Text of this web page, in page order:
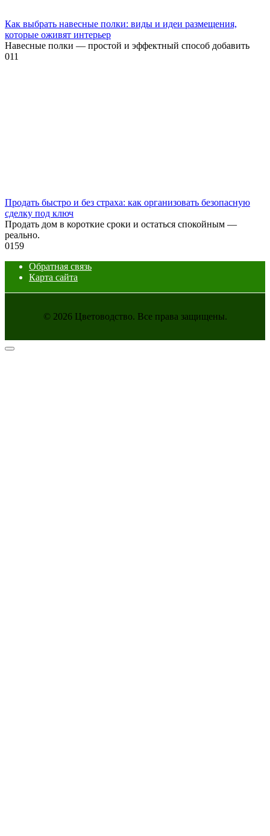
Как выбрать навесные полки: виды и идеи размещения,
которые оживят интерьер
Навесные полки — простой и эффектный способ добавить
011
Продать быстро и без страха: как организовать безопасную
сделку под ключ
Продать дом в короткие сроки и остаться спокойным —
реально.
0159
Обратная связь
Карта сайта
© 2026 Цветоводство. Все права защищены.